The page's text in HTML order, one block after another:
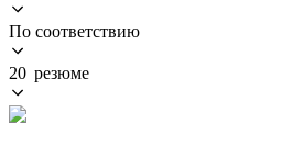
По соответствию
20 резюме